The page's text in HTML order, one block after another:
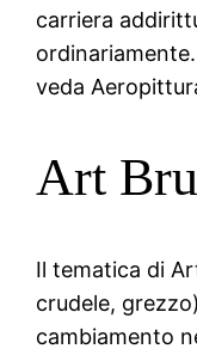
carriera
veda
Art
Il tematica di
crudele,
cambiamento